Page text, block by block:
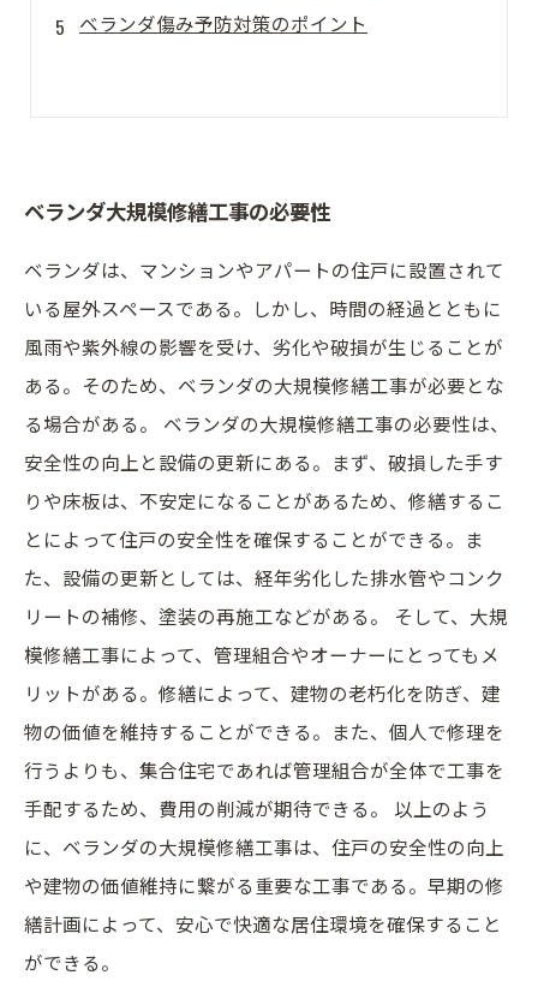
ベランダ傷み予防対策のポイント
ベランダ大規模修繕工事の必要性
ベランダは、マンションやアパートの住戸に設置されて
いる屋外スペースである。しかし、時間の経過とともに
風雨や紫外線の影響を受け、劣化や破損が生じることが
ある。そのため、ベランダの大規模修繕工事が必要とな
る場合がある。 ベランダの大規模修繕工事の必要性は、
安全性の向上と設備の更新にある。まず、破損した手す
りや床板は、不安定になることがあるため、修繕するこ
とによって住戸の安全性を確保することができる。ま
た、設備の更新としては、経年劣化した排水管やコンク
リートの補修、塗装の再施工などがある。 そして、大規
模修繕工事によって、管理組合やオーナーにとってもメ
リットがある。修繕によって、建物の老朽化を防ぎ、建
物の価値を維持することができる。また、個人で修理を
行うよりも、集合住宅であれば管理組合が全体で工事を
手配するため、費用の削減が期待できる。 以上のよう
に、ベランダの大規模修繕工事は、住戸の安全性の向上
や建物の価値維持に繋がる重要な工事である。早期の修
繕計画によって、安心で快適な居住環境を確保すること
ができる。